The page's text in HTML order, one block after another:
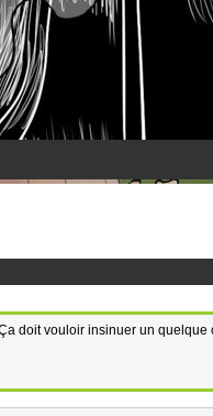
doit vouloir insinuer un quelque